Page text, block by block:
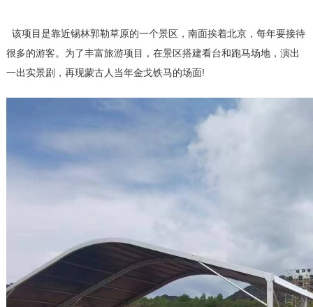
该项目是靠近锡林郭勒草原的一个景区，南面挨着北京，每年要接待
很多的游客。为了丰富旅游项目，在景区搭建看台和跑马场地，演出
一出实景剧，再现蒙古人当年金戈铁马的场面!